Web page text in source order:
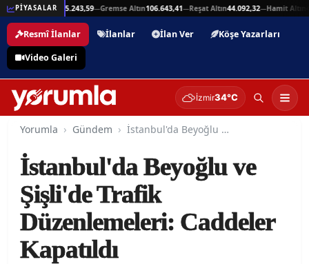
PİYASALAR
—Beşli Altın215.243,59—Gremse Altın106.643,41—Reşat Altın44.092,32—Hamit Altın
Resmî İlanlar İlanlar İlan Ver
Köşe Yazarları
Video Galeri
İzmir34°C
Yorumla Gündem İstanbul'da Beyoğlu ve Şişli'de Trafik Düzenlemeleri: Caddeler Kapatıldı
İstanbul'da Beyoğlu ve
Şişli'de Trafik
Düzenlemeleri: Caddeler
Kapatıldı